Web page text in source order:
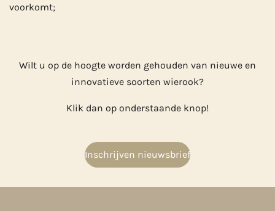
voorkomt;
Wilt u op de hoogte worden gehouden van nieuwe en
innovatieve soorten wierook?
Klik dan op onderstaande knop!
Inschrijven nieuwsbrief